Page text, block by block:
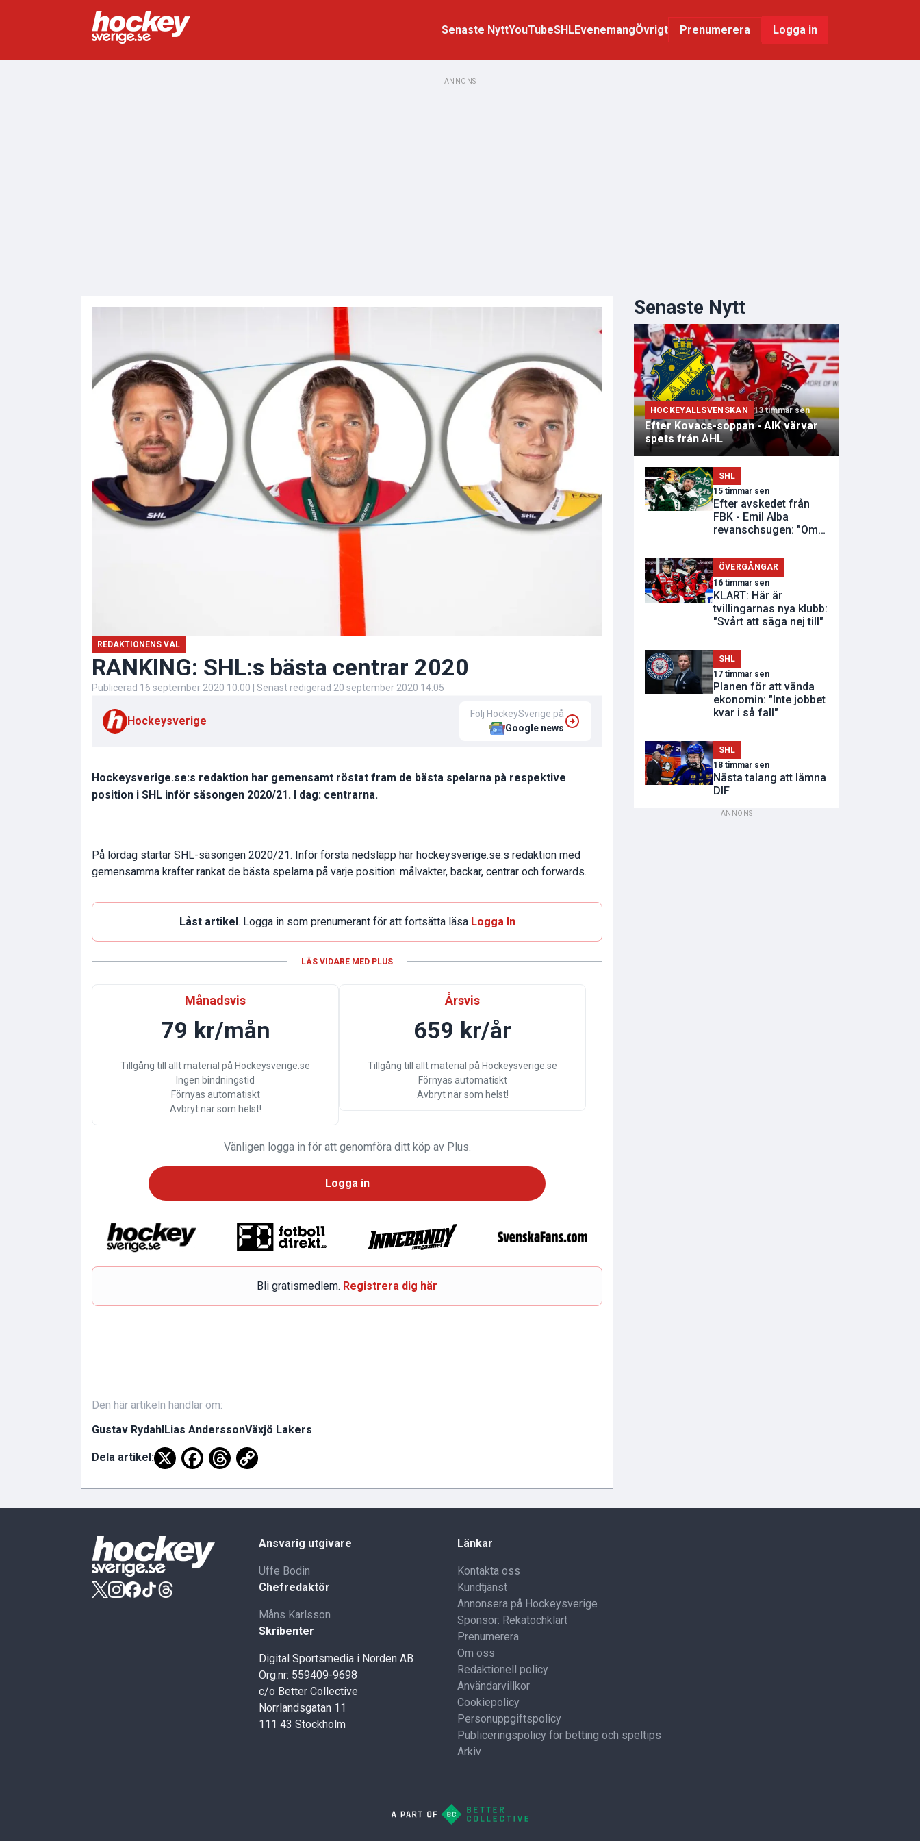
Senaste NyttYouTubeSHLEvenemangÖvrigt Prenumerera Logga in
ANNONS
REDAKTIONENS VAL
RANKING: SHL:s bästa centrar 2020
Publicerad 16 september 2020 10:00 | Senast redigerad 20 september 2020 14:05
Hockeysverige
Följ HockeySverige på
Google news
Hockeysverige.se:s redaktion har gemensamt röstat fram de bästa spelarna på respektive
position i SHL inför säsongen 2020/21. I dag: centrarna.
På lördag startar SHL-säsongen 2020/21. Inför första nedsläpp har hockeysverige.se:s redaktion med
gemensamma krafter rankat de bästa spelarna på varje position: målvakter, backar, centrar och forwards.
Låst artikel. Logga in som prenumerant för att fortsätta läsa Logga In
LÄS VIDARE MED PLUS
Månadsvis
79 kr/mån
Tillgång till allt material på Hockeysverige.se
Ingen bindningstid
Förnyas automatiskt
Avbryt när som helst!
Årsvis
659 kr/år
Tillgång till allt material på Hockeysverige.se
Förnyas automatiskt
Avbryt när som helst!
Vänligen logga in för att genomföra ditt köp av Plus.
Logga in
Bli gratismedlem. Registrera dig här
Den här artikeln handlar om:
Gustav RydahlLias AnderssonVäxjö Lakers
Dela artikel:
Senaste Nytt
HOCKEYALLSVENSKAN 13 timmar sen
Efter Kovacs-soppan - AIK värvar
spets från AHL
SHL
15 timmar sen
Efter avskedet från
FBK - Emil Alba
revanschsugen: "Om
ÖVERGÅNGAR
16 timmar sen
KLART: Här är
tvillingarnas nya klubb:
"Svårt att säga nej till"
SHL
17 timmar sen
Planen för att vända
ekonomin: "Inte jobbet
kvar i så fall"
SHL
18 timmar sen
Nästa talang att lämna
DIF
ANNONS
Ansvarig utgivare
Uffe Bodin
Chefredaktör
Måns Karlsson
Skribenter
Digital Sportsmedia i Norden AB
Org.nr: 559409-9698
c/o Better Collective
Norrlandsgatan 11
111 43 Stockholm
Länkar
Kontakta oss
Kundtjänst
Annonsera på Hockeysverige
Sponsor: Rekatochklart
Prenumerera
Om oss
Redaktionell policy
Användarvillkor
Cookiepolicy
Personuppgiftspolicy
Publiceringspolicy för betting och speltips
Arkiv